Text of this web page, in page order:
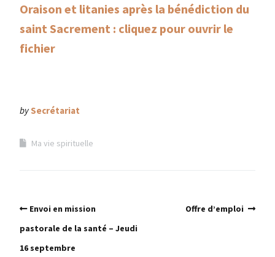
Oraison et litanies après la bénédiction du
saint Sacrement : cliquez pour ouvrir le
fichier
bySecrétariat
Ma vie spirituelle
Envoi en mission
pastorale de la santé – Jeudi
16 septembre
Offre d’emploi